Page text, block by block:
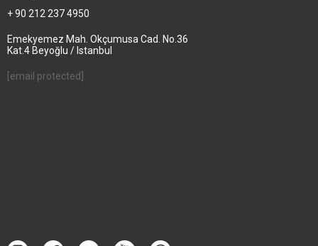
+ 90 212 237 4950
Emekyemez Mah. Okçumusa Cad. No.36
Kat.4 Beyoğlu / Istanbul
[email protected]